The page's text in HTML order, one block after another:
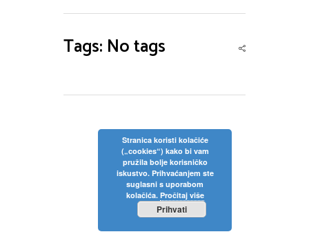
Tags: No tags
Stranica koristi kolačiće
(„cookies“) kako bi vam
pružila bolje korisničko
iskustvo. Prihvaćanjem ste
suglasni s uporabom
kolačića. Pročitaj više
Prihvati